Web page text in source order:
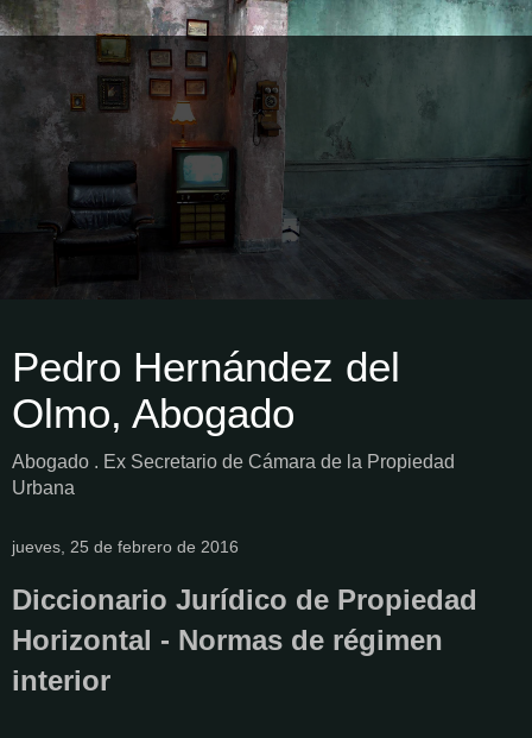
Pedro Hernández del
Olmo, Abogado
Abogado . Ex Secretario de Cámara de la Propiedad
Urbana
jueves, 25 de febrero de 2016
Diccionario Jurídico de Propiedad
Horizontal - Normas de régimen
interior